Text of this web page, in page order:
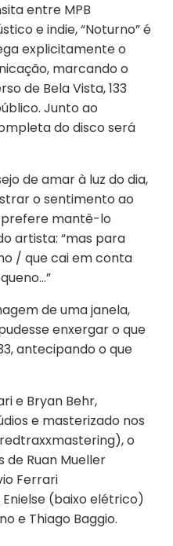
entre MPB
e indie, “Noturno” é
explicitamente o
marcando o
de Bela Vista, 133
Junto ao
do disco será
de amar à luz do dia,
o sentimento ao
mantê-lo
artista: “mas para
/ que cai em conta
de uma janela,
enxergar o que
antecipando o que
e Bryan Behr,
e masterizado nos
o
Ruan Mueller
Ferrari
(baixo elétrico)
e Thiago Baggio.